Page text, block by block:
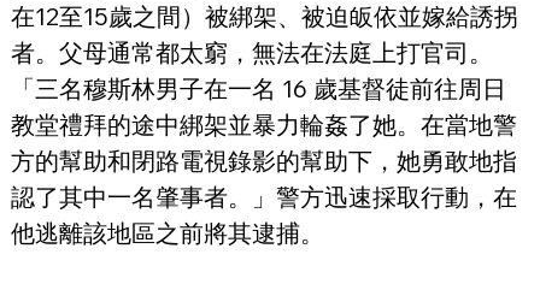
在12至15歲之間）被綁架、被迫皈依並嫁給誘拐
者。父母通常都太窮，無法在法庭上打官司。
「三名穆斯林男子在一名 16 歲基督徒前往周日
教堂禮拜的途中綁架並暴力輪姦了她。在當地警
方的幫助和閉路電視錄影的幫助下，她勇敢地指
認了其中一名肇事者。」警方迅速採取行動，在
他逃離該地區之前將其逮捕。